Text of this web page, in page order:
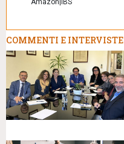
COMMENTI E INTERVISTE